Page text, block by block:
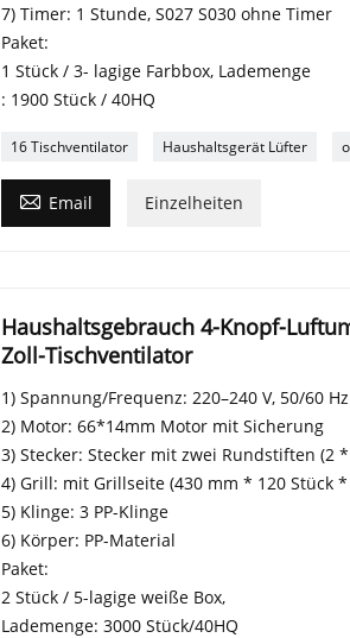
7) Timer: 1 Stunde, S027 S030 ohne Timer
Paket:
1 Stück / 3- lagige Farbbox, Lademenge
: 1900 Stück / 40HQ
16 Tischventilator Haushaltsgerät Lüfter
 Email Einzelheiten
Haushaltsgebrauch 4-Knopf-
Zoll-Tischventilator
1) Spannung/Frequenz: 220–240 V, 50/60 Hz
2) Motor: 66*14mm Motor mit Sicherung
3) Stecker: Stecker mit zwei Rundstiften (2
4) Grill: mit Grillseite (430 mm * 120 Stück *
5) Klinge: 3 PP-Klinge
6) Körper: PP-Material
Paket:
2 Stück / 5-lagige weiße Box,
Lademenge: 3000 Stück/40HQ